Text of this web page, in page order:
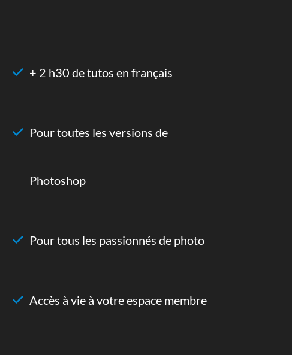
+ 2 h30 de tutos en français
Pour toutes les versions de
Photoshop
Pour tous les passionnés de photo
Accès à vie à votre espace membre